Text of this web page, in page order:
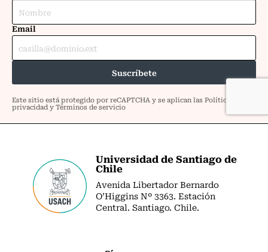
Universidad de Santiago de
Chile
Avenida Libertador Bernardo
O’Higgins Nº 3363. Estación
Central. Santiago. Chile.